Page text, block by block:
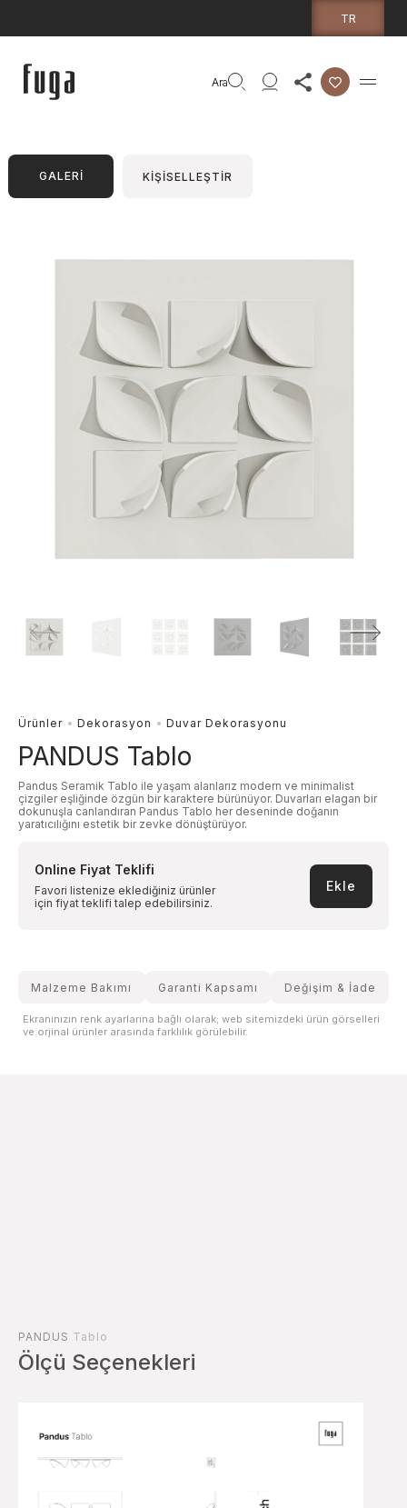
TR
Ara
GALERİ KİŞİSELLEŞTİR
Ürünler Dekorasyon Duvar Dekorasyonu
PANDUS Tablo
Pandus Seramik Tablo ile yaşam alanlarız modern ve minimalist
çizgiler eşliğinde özgün bir karaktere bürünüyor. Duvarları elagan bir
dokunuşla canlandıran Pandus Tablo her deseninde doğanın
yaratıcılığını estetik bir zevke dönüştürüyor.
Online Fiyat Teklifi
Favori listenize eklediğiniz ürünler
için fiyat teklifi talep edebilirsiniz.
Ekle
Malzeme Bakımı Garanti Kapsamı Değişim & İade
Ekranınızın renk ayarlarına bağlı olarak; web sitemizdeki ürün görselleri
ve orjinal ürünler arasında farklılık görülebilir.
PANDUS Tablo
Ölçü Seçenekleri